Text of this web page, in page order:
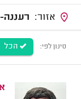
סינון לפי: הכל